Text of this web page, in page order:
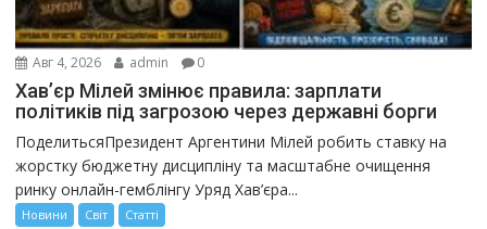
Авг 4, 2026 admin 0
Хав’єр Мілей змінює правила: зарплати
політиків під загрозою через державні борги
ПоделитьсяПрезидент Аргентини Мілей робить ставку на
жорстку бюджетну дисципліну та масштабне очищення
ринку онлайн-гемблінгу Уряд Хав’єра...
Новини Світ Статті